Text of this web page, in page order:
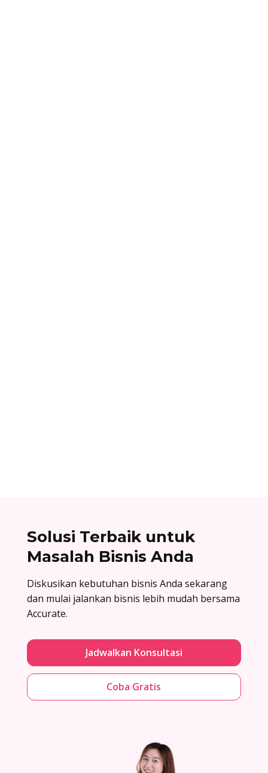
Solusi Terbaik untuk
Masalah Bisnis Anda
Diskusikan kebutuhan bisnis Anda sekarang
dan mulai jalankan bisnis lebih mudah bersama
Accurate.
Jadwalkan Konsultasi
Coba Gratis